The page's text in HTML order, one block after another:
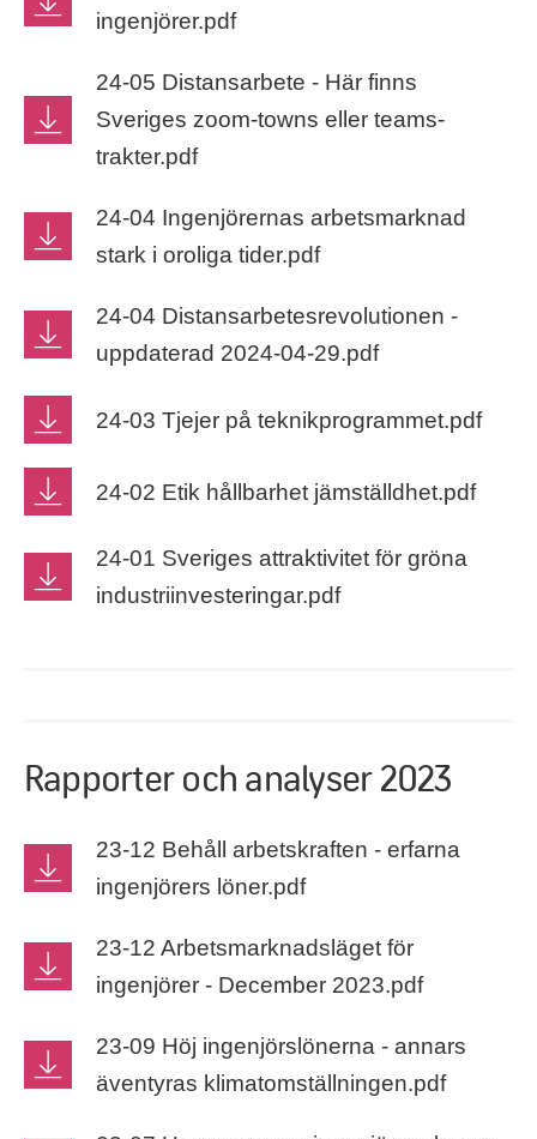
ingenjörer.pdf
24-05 Distansarbete - Här finns
Sveriges zoom-towns eller teams-
trakter.pdf
24-04 Ingenjörernas arbetsmarknad
stark i oroliga tider.pdf
24-04 Distansarbetesrevolutionen -
uppdaterad 2024-04-29.pdf
24-03 Tjejer på teknikprogrammet.pdf
24-02 Etik hållbarhet jämställdhet.pdf
24-01 Sveriges attraktivitet för gröna
industriinvesteringar.pdf
Rapporter och analyser 2023
23-12 Behåll arbetskraften - erfarna
ingenjörers löner.pdf
23-12 Arbetsmarknadsläget för
ingenjörer - December 2023.pdf
23-09 Höj ingenjörslönerna - annars
äventyras klimatomställningen.pdf